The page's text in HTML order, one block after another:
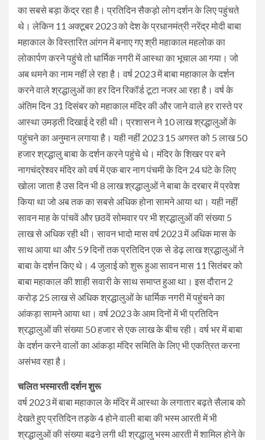
का सबसे बड़ा केंद्र रहा है। प्रतिदिन सैकड़ो लोग दर्शन के लिए पहुंचते
थे। लेकिन 11 अक्टूबर 2023 को देश के प्रधानमंत्री नरेंद्र मोदी बाबा
महाकाल के विस्तारित आंगन में बनाए गए श्री महाकाल महलोक का
लोकार्पण करने पहुंचे तो धार्मिक नगरी में आस्था का भूचाल आ गया। जो
अब थमने का नाम नहीं ले रहा है। वर्ष 2023 में बाबा महाकाल के दर्शन
करने वाले श्रद्धालुओं का हर दिन रिकॉर्ड टूटा नजर आ रहा है। वर्ष के
अंतिम दिन 31 दिसंबर को महाकाल मंदिर की और जाने वाले हर रास्ते पर
आस्था उमड़ती दिखाई दे रही थी। प्रशासन ने 10 लाख श्रद्धालुओं के
पहुंचने का अनुमान लगाया है। यही नहीं 2023 15 अगस्त को 5 लाख 50
हजार श्रद्धालु बाबा के दर्शन करने पहुंचे थे। मंदिर के शिखर पर बने
नागचंद्रेश्वर मंदिर को वर्ष में एक बार नाग पंचमी के दिन 24 घंटे के लिए
खोला जाता है उस दिन भी 8 लाख श्रद्धालुओं ने बाबा के दरबार में प्रवेश
किया था जो अब तक का सबसे अधिक होना सामने आया था। यही नहीं
सावन माह के पांचवें और छठवें सोमवार पर भी श्रद्धालुओं की संख्या 5
लाख से अधिक रही थी। सावन भादो मास वर्ष 2023 में अधिक मास के
साथ आया था और 59 दिनों तक प्रतिदिन एक से डेढ़ लाख श्रद्धालुओं ने
बाबा के दर्शन किए थे। 4 जुलाई को शुरू हुआ सावन मास 11 सितंबर को
बाबा महाकाल की शाही सवारी के साथ समाप्त हुआ था। इस दौरान 2
करोड़ 25 लाख से अधिक श्रद्धालुओं के धार्मिक नगरी में पहुंचने का
आंकड़ा सामने आया था। वर्ष 2023 के आम दिनों में भी प्रतिदिन
श्रद्धालुओं की संख्या 50 हजार से एक लाख के बीच रही। वर्ष भर में बाबा
के दर्शन करने वालों का आंकड़ा मंदिर समिति के लिए भी एकत्रित करना
असंभव रहा है।
चलित भस्मारती दर्शन शुरू
वर्ष 2023 में बाबा महाकाल के मंदिर में आस्था के लगातार बढ़ते सैलाब को
देखते हुए प्रतिदिन तड़के 4 होने वाली बाबा की भस्म आरती में भी
श्रद्धालुओं की संख्या बढऩे लगी थी श्रद्धालु भस्म आरती में शामिल होने के